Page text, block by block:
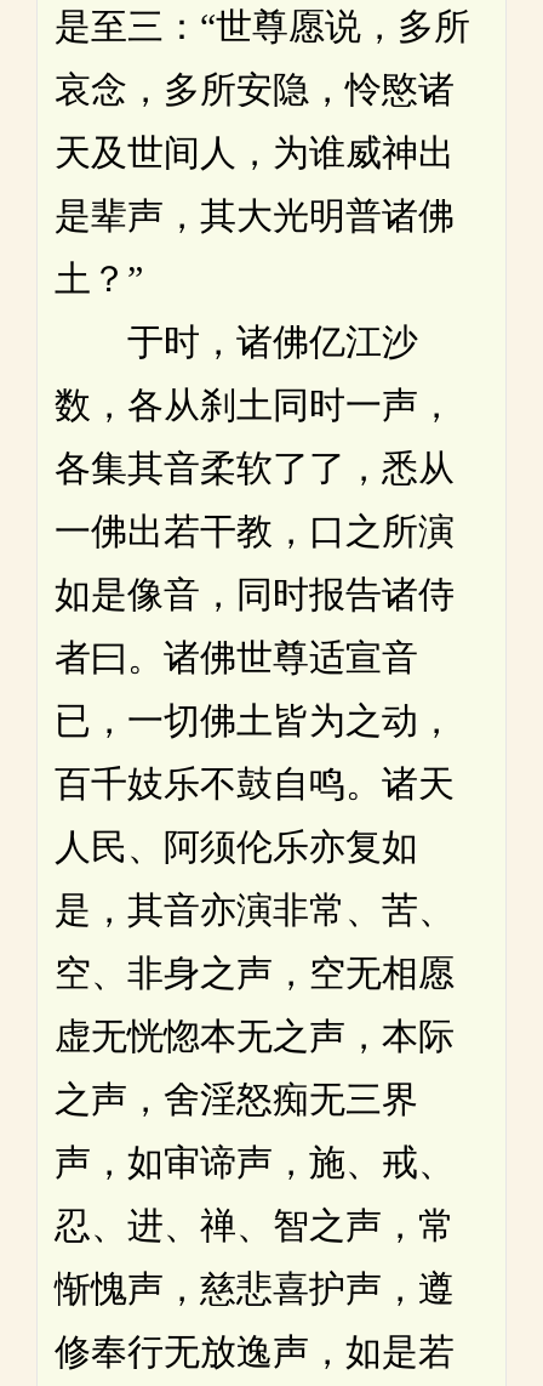
是至三：“世尊愿说，多所
哀念，多所安隐，怜愍诸
天及世间人，为谁威神出
是辈声，其大光明普诸佛
土？”
于时，诸佛亿江沙
数，各从刹土同时一声，
各集其音柔软了了，悉从
一佛出若干教，口之所演
如是像音，同时报告诸侍
者曰。诸佛世尊适宣音
已，一切佛土皆为之动，
百千妓乐不鼓自鸣。诸天
人民、阿须伦乐亦复如
是，其音亦演非常、苦、
空、非身之声，空无相愿
虚无恍惚本无之声，本际
之声，舍淫怒痴无三界
声，如审谛声，施、戒、
忍、进、禅、智之声，常
惭愧声，慈悲喜护声，遵
修奉行无放逸声，如是若